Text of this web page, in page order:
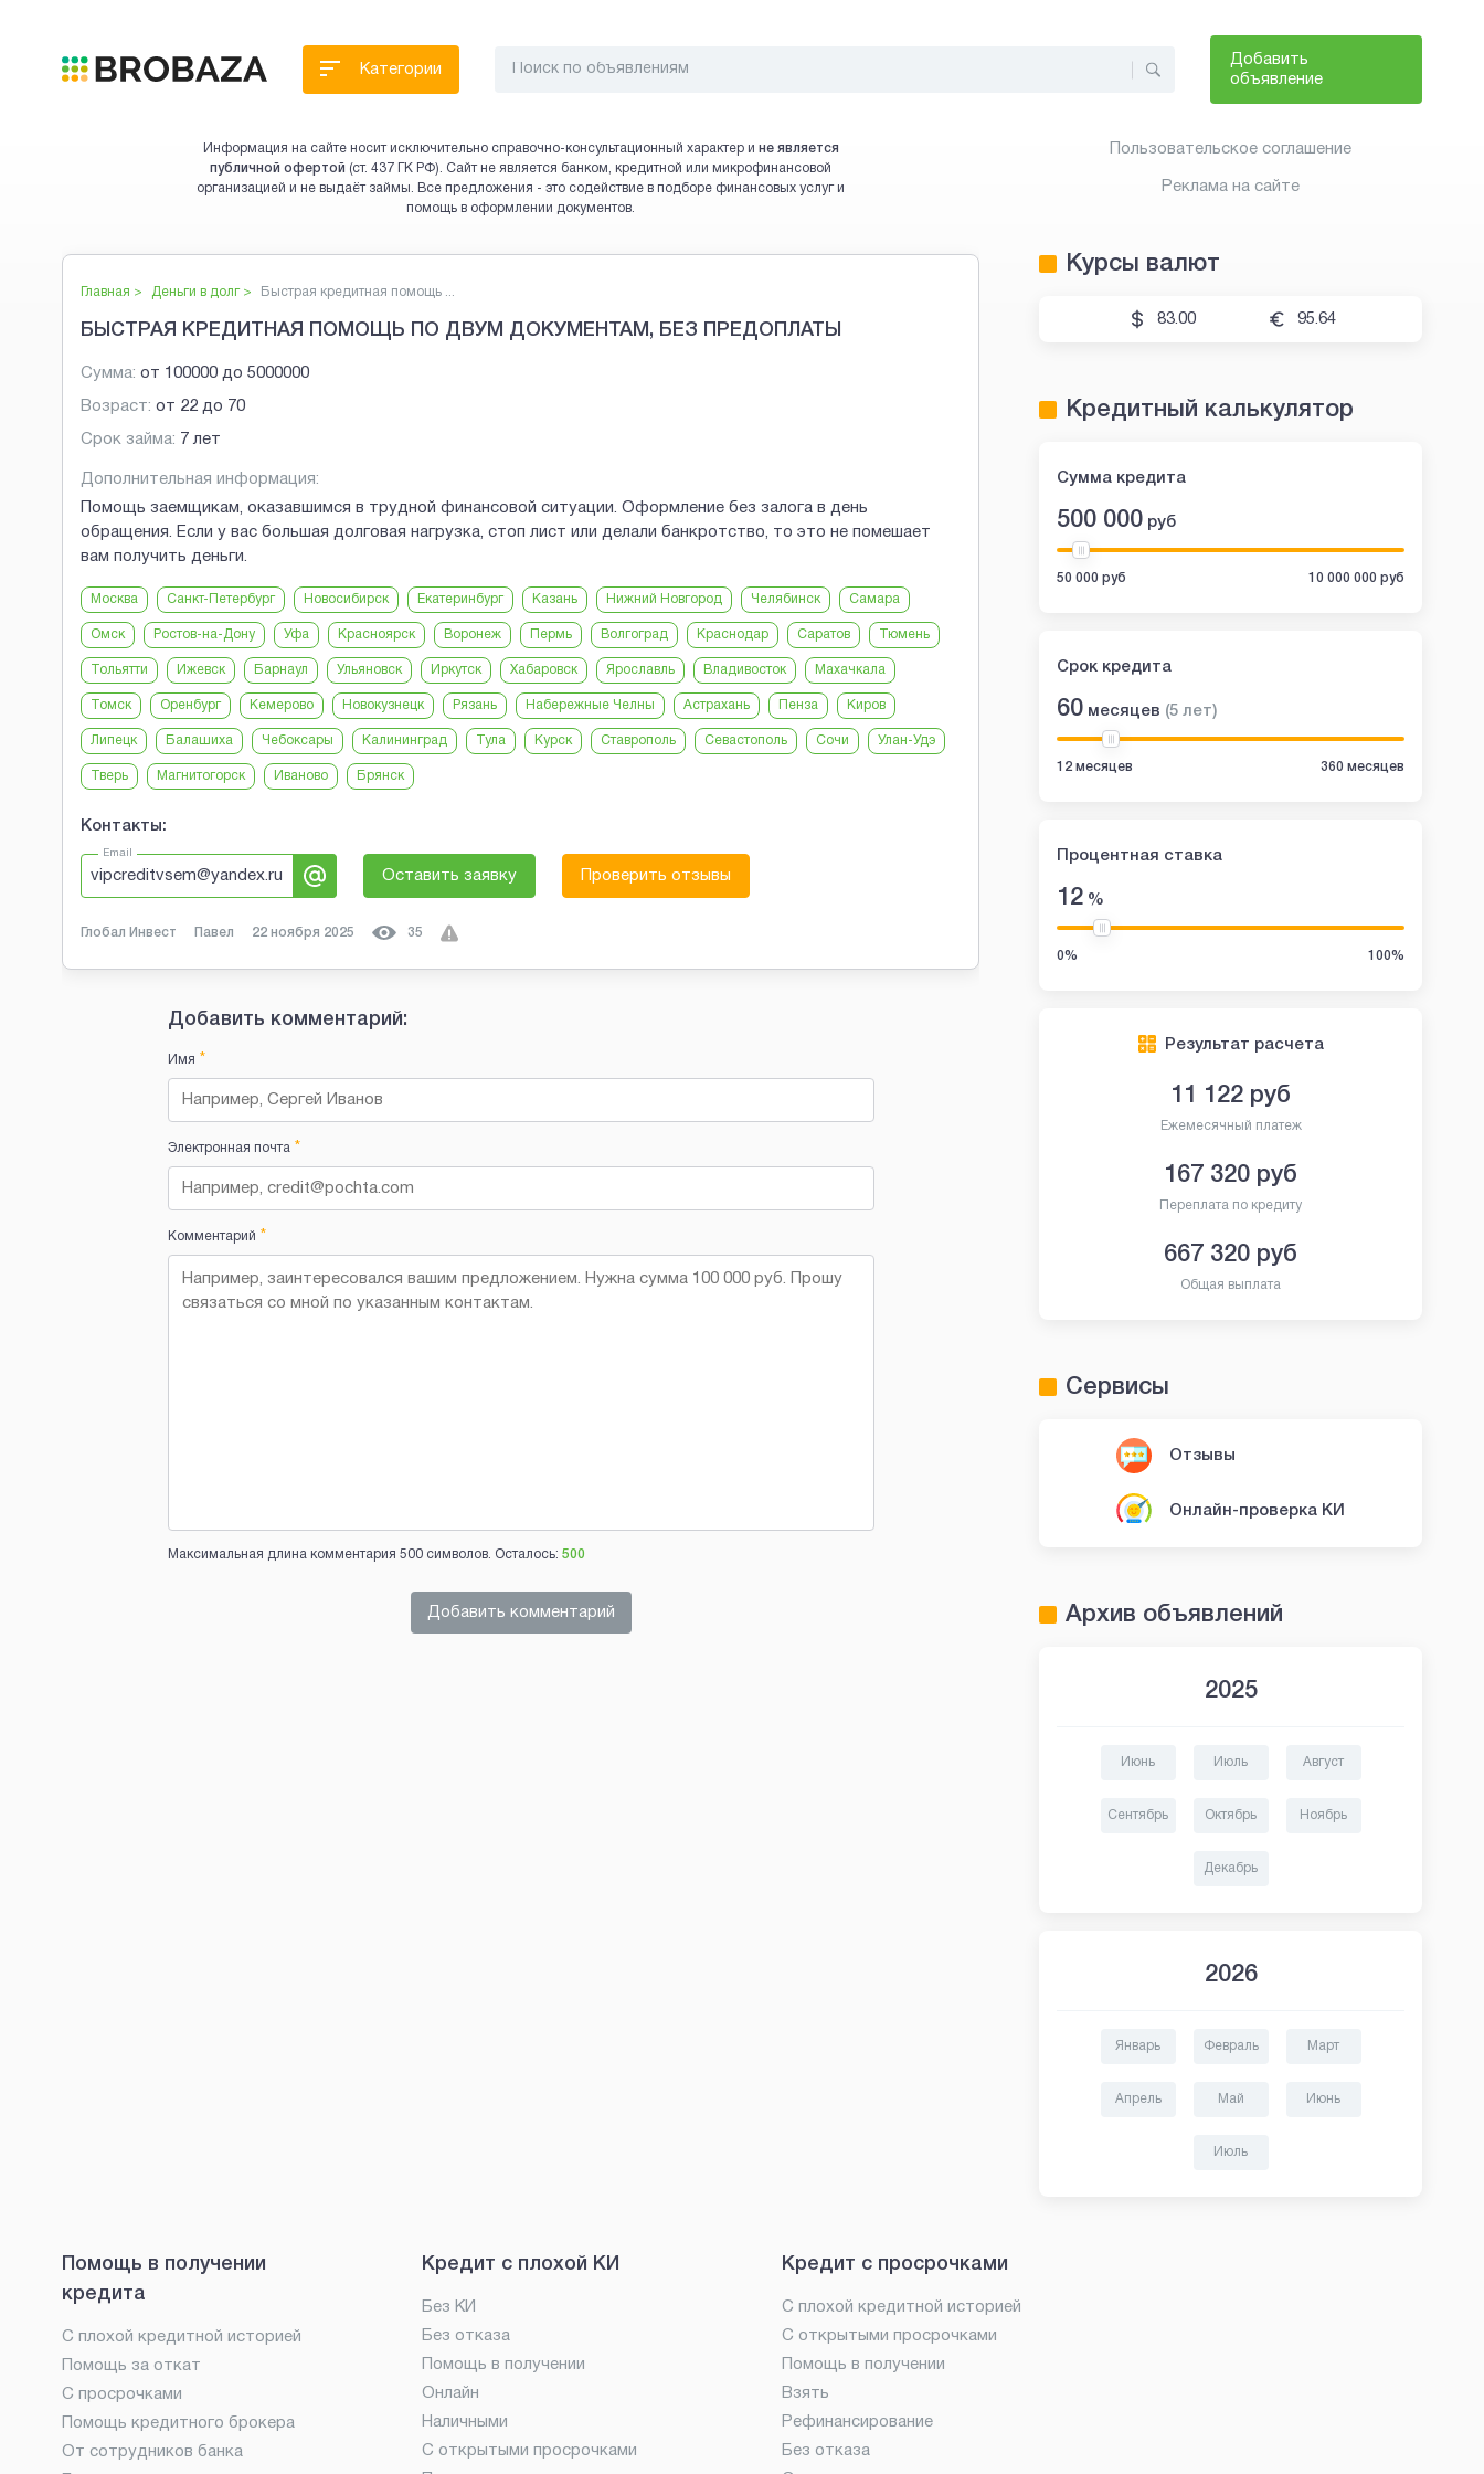
Добавить
объявление
Категории
Информация на сайте носит исключительно справочно-консультационный характер и не является
публичной офертой (ст. 437 ГК РФ). Сайт не является банком, кредитной или микрофинансовой
организацией и не выдаёт займы. Все предложения - это содействие в подборе финансовых услуг и
помощь в оформлении документов.
Главная > Деньги в долг> Быстрая кредитная помощь ...
БЫСТРАЯ КРЕДИТНАЯ ПОМОЩЬ ПО ДВУМ ДОКУМЕНТАМ, БЕЗ ПРЕДОПЛАТЫ
Сумма: от 100000 до 5000000
Возраст: от 22 до 70
Срок займа: 7 лет
Дополнительная информация:
Помощь заемщикам, оказавшимся в трудной финансовой ситуации. Оформление без залога в день
обращения. Если у вас большая долговая нагрузка, стоп лист или делали банкротство, то это не помешает
вам получить деньги.
Москва Санкт-Петербург Новосибирск Екатеринбург Казань Нижний Новгород Челябинск Самара
Омск Ростов-на-Дону Уфа Красноярск Воронеж Пермь Волгоград Краснодар Саратов Тюмень
Тольятти Ижевск Барнаул Ульяновск Иркутск Хабаровск Ярославль Владивосток Махачкала
Томск Оренбург Кемерово Новокузнецк Рязань Набережные Челны Астрахань Пенза Киров
Липецк Балашиха Чебоксары Калининград Тула Курск Ставрополь Севастополь Сочи Улан-Удэ
Тверь Магнитогорск Иваново Брянск
Контакты:
Email
vipcreditvsem@yandex.ru Оставить заявку Проверить отзывы
Глобал Инвест Павел 22 ноября 2025 35
Добавить комментарий:
Имя *
Электронная почта*
Комментарий *
Максимальная длина комментария 500 символов. Осталось: 500
Добавить комментарий
Пользовательское соглашение
Реклама на сайте
Курсы валют
83.00 95.64
Кредитный калькулятор
Сумма кредита
500 000 руб
50 000 руб 10 000 000 руб
Срок кредита
60 месяцев (5 лет)
12 месяцев 360 месяцев
Процентная ставка
12 %
0% 100%
Результат расчета
11 122 руб
Ежемесячный платеж
167 320 руб
Переплата по кредиту
667 320 руб
Общая выплата
Сервисы
Отзывы
Онлайн-проверка КИ
Архив объявлений
2025
Июнь Июль Август
Сентябрь Октябрь Ноябрь
Декабрь
2026
Январь Февраль Март
Апрель Май Июнь
Июль
Помощь в получении
кредита
С плохой кредитной историей
Помощь за откат
С просрочками
Помощь кредитного брокера
От сотрудников банка
Кредит с плохой КИ
Без КИ
Без отказа
Помощь в получении
Онлайн
Наличными
С открытыми просрочками
Кредит с просрочками
С плохой кредитной историей
С открытыми просрочками
Помощь в получении
Взять
Рефинансирование
Без отказа